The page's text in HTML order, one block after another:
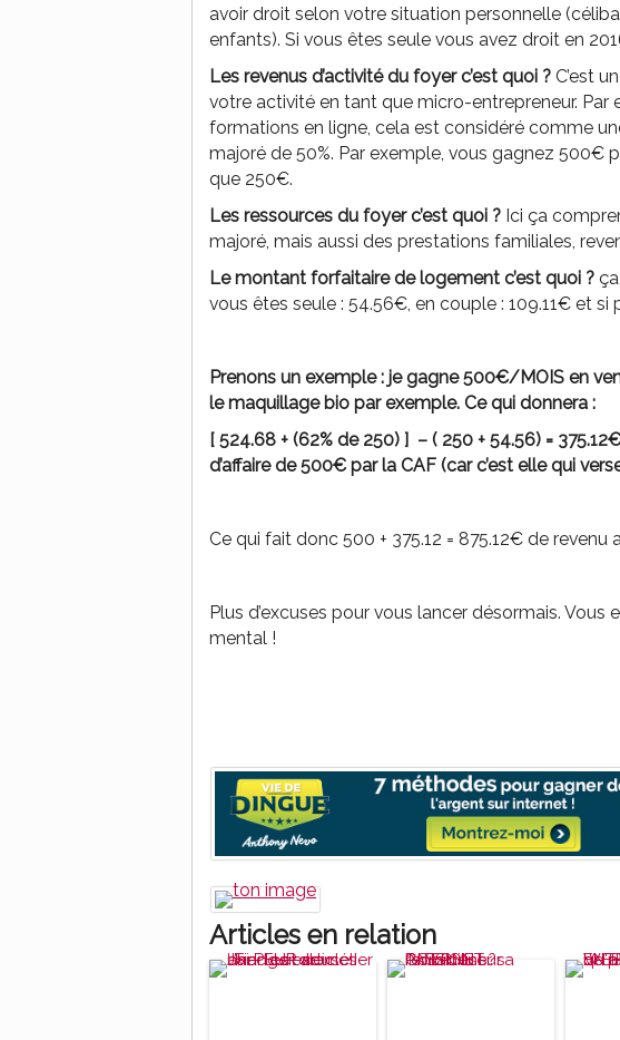
avoir droit selon votre situation personnelle
enfants). Si vous êtes seule vous avez droit en
Les revenus d’activité du foyer c’est quoi ? C’est
votre activité en tant que micro-entrepreneur. Par
formations en ligne, cela est considéré comme
majoré de 50%. Par exemple, vous gagnez 500€
que 250€.
Les ressources du foyer c’est quoi ? Ici ça
majoré, mais aussi des prestations familiales,
Le montant forfaitaire de logement c’est quoi ?
vous êtes seule : 54.56€, en couple : 109.11€ et si
Prenons un exemple : je gagne 500€/MOIS en
le maquillage bio par exemple. Ce qui donnera :
[ 524.68 + (62% de 250) ] – ( 250 + 54.56) =
d’affaire de 500€ par la CAF (car c’est elle qui
Ce qui fait donc 500 + 375.12 = 875.12€ de revenu
Plus d’excuses pour vous lancer désormais.
mental !
Articles en relation